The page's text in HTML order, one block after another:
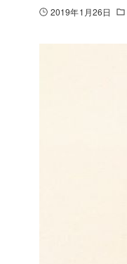
2019年1月26日